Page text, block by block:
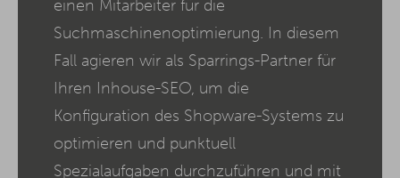
einen Mitarbeiter für die
Suchmaschinenoptimierung. In diesem
Fall agieren wir als Sparrings-Partner für
Ihren Inhouse-SEO, um die
Konfiguration des Shopware-Systems zu
optimieren und punktuell
Spezialaufgaben durchzuführen und mit